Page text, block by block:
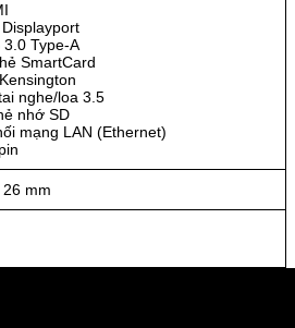
3.0 Type-A
SmartCard
nghe/loa 3.5
nhớ SD
mạng LAN (Ethernet)
mm